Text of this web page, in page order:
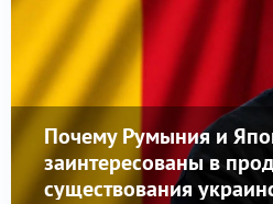
Почему Румыния и
заинтересованы в
существования